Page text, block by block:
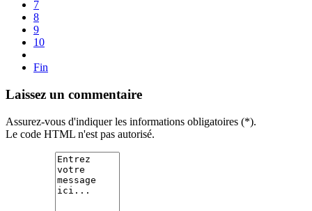
7
8
9
10
Fin
Laissez un commentaire
Assurez-vous d'indiquer les informations obligatoires (*).
Le code HTML n'est pas autorisé.